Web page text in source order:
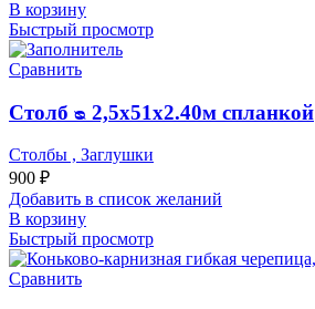
В корзину
Быстрый просмотр
Сравнить
Столб ᴓ 2,5х51х2.40м спланкой
Столбы , Заглушки
900 ₽
Добавить в список желаний
В корзину
Быстрый просмотр
Сравнить